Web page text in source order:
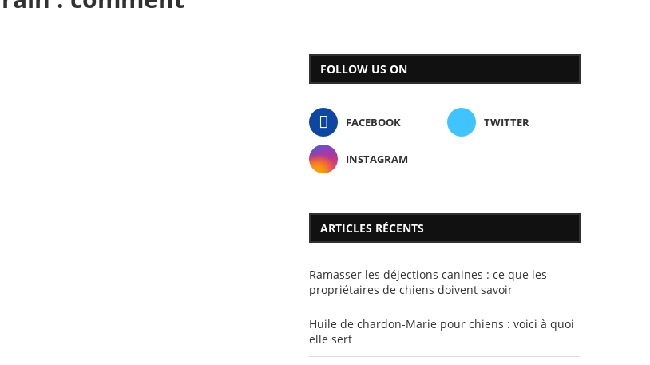
FOLLOW US ON
FACEBOOK TWITTER
INSTAGRAM
ARTICLES RÉCENTS
Ramasser les déjections canines : ce que les
propriétaires de chiens doivent savoir
Huile de chardon-Marie pour chiens : voici à quoi
elle sert